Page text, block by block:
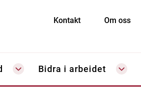
Kontakt Om oss
Bidra i arbeidet